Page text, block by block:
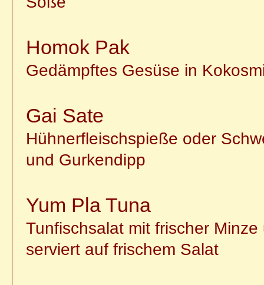
Homok Pak
Gedämpftes Gesüse in
Gai Sate
Hühnerfleischspieße oder
und Gurkendipp
Yum Pla Tuna
Tunfischsalat mit frischer
serviert auf frischem Salat